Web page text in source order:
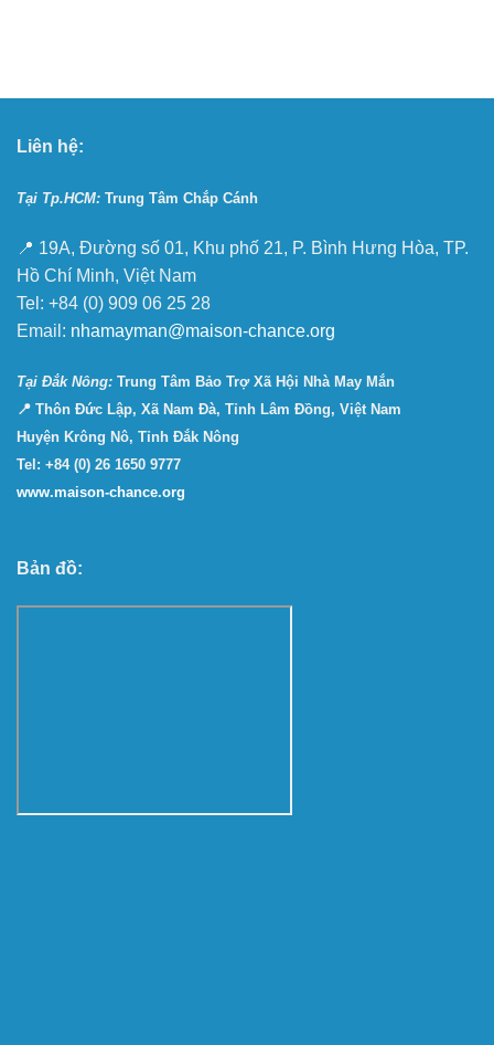
Liên hệ:
Tại Tp.HCM: Trung Tâm Chắp Cánh
📍 19A, Đường số 01, Khu phố 21, P. Bình Hưng Hòa, TP.
Hồ Chí Minh, Việt Nam
Tel: +84 (0) 909 06 25 28
Email: nhamayman@maison-chance.org
Tại Ðắk Nông: Trung Tâm Bảo Trợ Xã Hội Nhà May Mắn
📍 Thôn Đức Lập, Xã Nam Đà, Tỉnh Lâm Đồng, Việt Nam
Huyện Krông Nô, Tỉnh Đắk Nông
Tel: +84 (0) 26 1650 9777
www.maison-chance.org
Bản đồ: